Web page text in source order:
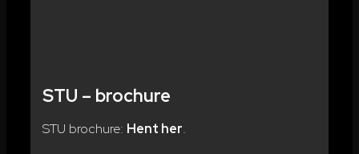
STU – brochure
STU brochure: Hent her.